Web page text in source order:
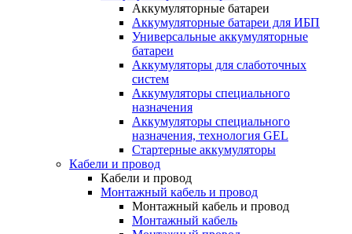
Аккумуляторные батареи
Аккумуляторные батареи для ИБП
Универсальные аккумуляторные
батареи
Аккумуляторы для слаботочных
систем
Аккумуляторы специального
назначения
Аккумуляторы специального
назначения, технология GEL
Стартерные аккумуляторы
Кабели и провод
Кабели и провод
Монтажный кабель и провод
Монтажный кабель и провод
Монтажный кабель